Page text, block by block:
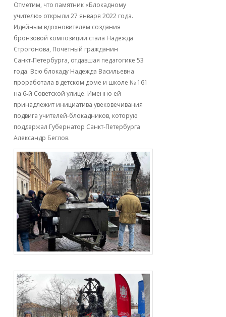
Отметим, что памятник «Блокадному
учителю» открыли 27 января 2022 года.
Идейным вдохновителем создания
бронзовой композиции стала Надежда
Строгонова, Почетный гражданин
Санкт‑Петербурга, отдавшая педагогике 53
года. Всю блокаду Надежда Васильевна
проработала в детском доме и школе № 161
на 6‑й Советской улице. Именно ей
принадлежит инициатива увековечивания
подвига учителей-блокадников, которую
поддержал Губернатор Санкт‑Петербурга
Александр Беглов.